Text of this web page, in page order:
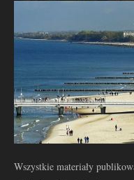
Wszystkie materiały